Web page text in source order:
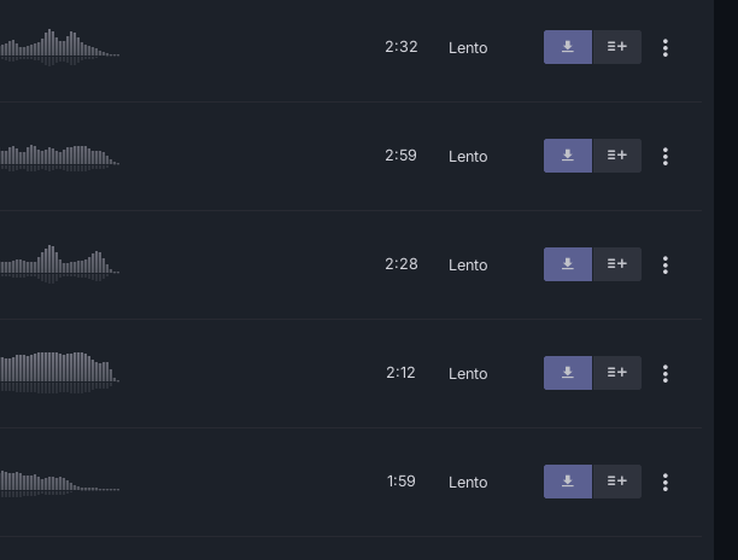
2:32 Lento
2:59 Lento
2:28 Lento
2:12 Lento
1:59 Lento